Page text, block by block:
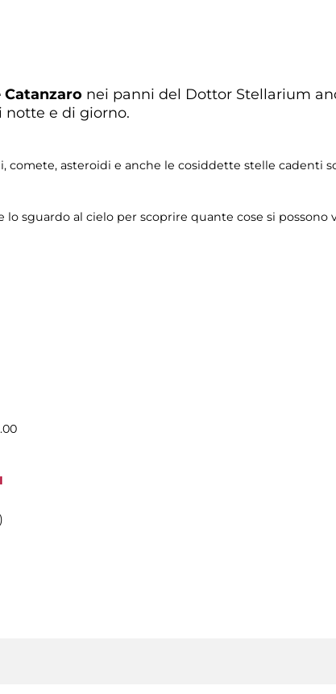
Catanzaro nei panni del Dottor Stellarium
notte e di giorno.
comete, asteroidi e anche le cosiddette stelle cadenti
lo sguardo al cielo per scoprire quante cose si